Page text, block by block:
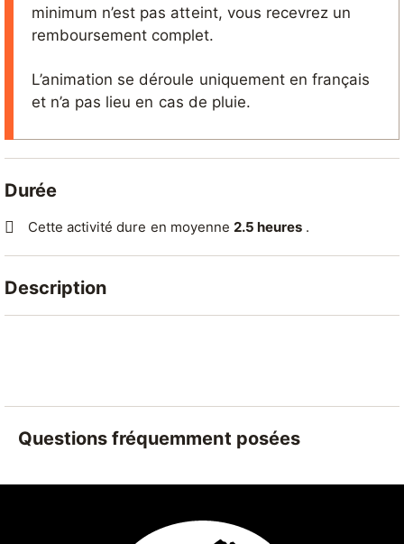
minimum n’est pas atteint, vous recevrez un
remboursement complet.
L’animation se déroule uniquement en français
et n’a pas lieu en cas de pluie.
Durée
Cette activité dure en moyenne 2.5 heures .
Description
et plongez dans le monde fascinant de la mycologie.
Cette balade d’environ deux heures et demie à
sur les secrets des champignons de la région. Les
Questions fréquemment posées